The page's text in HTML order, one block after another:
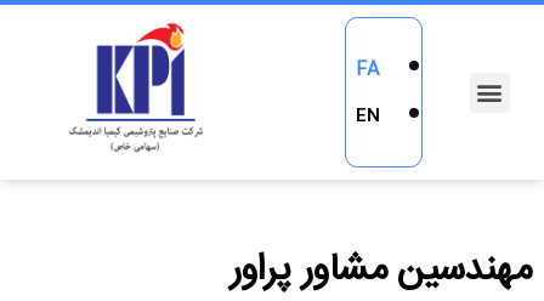
FA
EN
مهندسین مشاور پراور